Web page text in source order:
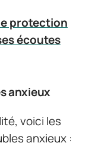
protection
écoutes
anxieux
voici les
anxieux :